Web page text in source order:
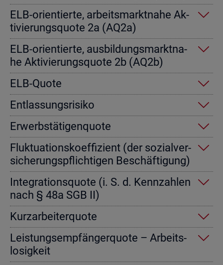
ELB-ori­en­tier­te, ar­beits­markt­na­he Ak­
ti­vie­rungs­quo­te 2a (AQ2a)
ELB-ori­en­tier­te, aus­bil­dungs­markt­na­
he Ak­ti­vie­rungs­quo­te 2b (AQ2b)
ELB-Quote
Ent­las­sungs­ri­si­ko
Er­werbs­tä­ti­gen­quo­te
Fluk­tua­ti­ons­ko­ef­fi­zi­ent (der so­zi­al­ver­
si­che­rungs­pflich­ti­gen Be­schäf­ti­gung)
In­te­gra­ti­ons­quo­te (i. S. d. Kenn­zah­len
nach § 48a SGB II)
Kurz­ar­bei­ter­quo­te
Leis­tungs­emp­fän­ger­quo­te – Ar­beits­
lo­sig­keit